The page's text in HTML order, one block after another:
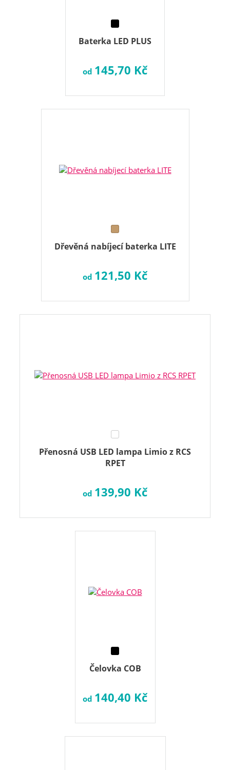
Baterka LED PLUS
od 145,70 Kč
Dřevěná nabíjecí baterka LITE
od 121,50 Kč
Přenosná USB LED lampa Limio z RCS
RPET
od 139,90 Kč
Čelovka COB
od 140,40 Kč